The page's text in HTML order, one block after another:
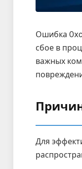
Ошибка
сбое в
важных
Для